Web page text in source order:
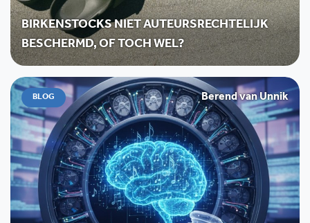
BIRKENSTOCKS NIET AUTEURSRECHTELIJK
BESCHERMD, OF TOCH WEL?
BLOG Berend van Unnik